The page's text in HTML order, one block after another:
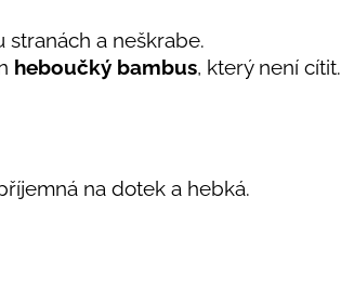
stranách a neškrabe.
heboučký bambus, který není cítit.
na dotek a hebká.